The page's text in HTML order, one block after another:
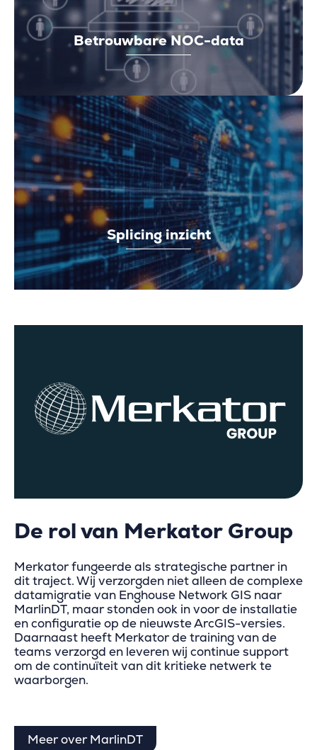
Betrouwbare NOC-data
Splicing inzicht
De rol van Merkator Group
Merkator fungeerde als strategische partner in
dit traject. Wij verzorgden niet alleen de complexe
datamigratie van Enghouse Network GIS naar
MarlinDT, maar stonden ook in voor de installatie
en configuratie op de nieuwste ArcGIS-versies.
Daarnaast heeft Merkator de training van de
teams verzorgd en leveren wij continue support
om de continuïteit van dit kritieke netwerk te
waarborgen.
Meer over MarlinDT